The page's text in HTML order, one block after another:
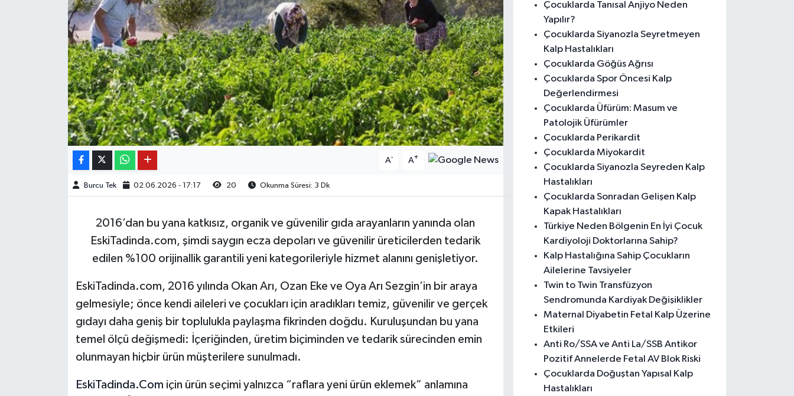
A- A+
Burcu Tek 02.06.2026 - 17:17 20 Okunma Süresi: 3 Dk
2016’dan bu yana katkısız, organik ve güvenilir gıda arayanların yanında olan
EskiTadinda.com, şimdi saygın ecza depoları ve güvenilir üreticilerden tedarik
edilen %100 orijinallik garantili yeni kategorileriyle hizmet alanını genişletiyor.
EskiTadinda.com, 2016 yılında Okan Arı, Ozan Eke ve Oya Arı Sezgin’in bir araya
gelmesiyle; önce kendi aileleri ve çocukları için aradıkları temiz, güvenilir ve gerçek
gıdayı daha geniş bir toplulukla paylaşma fikrinden doğdu. Kuruluşundan bu yana
temel ölçü değişmedi: İçeriğinden, üretim biçiminden ve tedarik sürecinden emin
olunmayan hiçbir ürün müşterilere sunulmadı.
EskiTadinda.Com için ürün seçimi yalnızca “raflara yeni ürün eklemek” anlamına
Çocuklarda Tanısal Anjiyo Neden
Yapılır?
Çocuklarda Siyanozla Seyretmeyen
Kalp Hastalıkları
Çocuklarda Göğüs Ağrısı
Çocuklarda Spor Öncesi Kalp
Değerlendirmesi
Çocuklarda Üfürüm: Masum ve
Patolojik Üfürümler
Çocuklarda Perikardit
Çocuklarda Miyokardit
Çocuklarda Siyanozla Seyreden Kalp
Hastalıkları
Çocuklarda Sonradan Gelişen Kalp
Kapak Hastalıkları
Türkiye Neden Bölgenin En İyi Çocuk
Kardiyoloji Doktorlarına Sahip?
Kalp Hastalığına Sahip Çocukların
Ailelerine Tavsiyeler
Twin to Twin Transfüzyon
Sendromunda Kardiyak Değişiklikler
Maternal Diyabetin Fetal Kalp Üzerine
Etkileri
Anti Ro/SSA ve Anti La/SSB Antikor
Pozitif Annelerde Fetal AV Blok Riski
Çocuklarda Doğuştan Yapısal Kalp
Hastalıkları